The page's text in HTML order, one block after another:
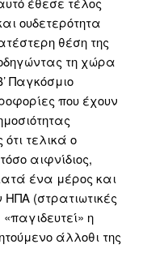
ουδετερότητα
θέση της
τη χώρα
Παγκόσμιο
που έχουν
τελικά ο
αιφνίδιος,
ένα μέρος και
ΗΠΑ (στρατιωτικές
η
άλλοθι της